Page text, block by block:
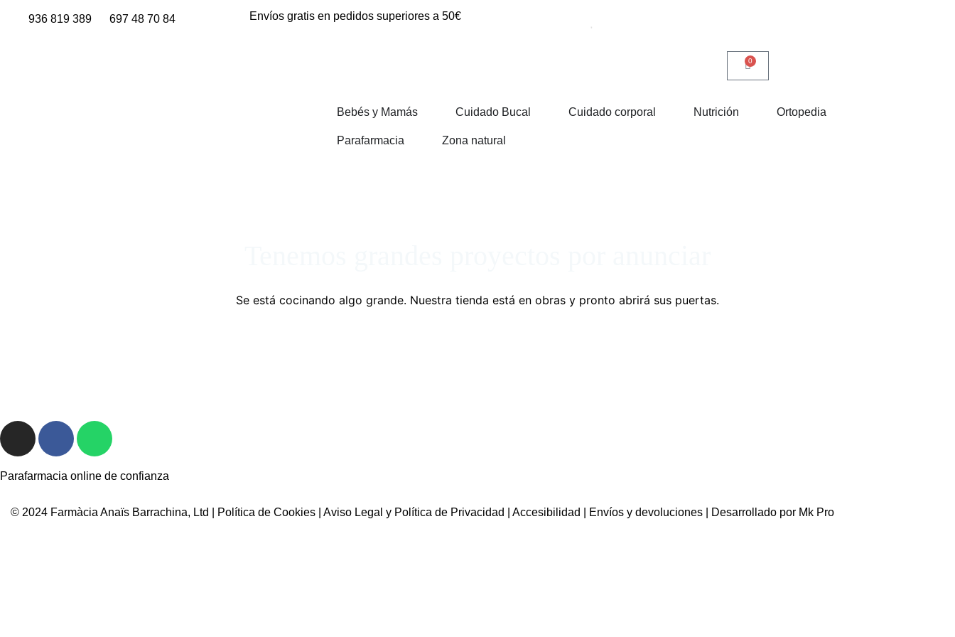
936 819 389 697 48 70 84 Envíos gratis en pedidos superiores a 50€
0
Bebés y Mamás Cuidado Bucal Cuidado corporal Nutrición Ortopedia
Parafarmacia Zona natural
Se está cocinando algo grande. Nuestra tienda está en obras y pronto abrirá sus puertas.
Parafarmacia online de confianza
© 2024 Farmàcia Anaïs Barrachina, Ltd | Política de Cookies Aviso Legal y Política de Privacidad Accesibilidad Envíos y devoluciones | Desarrollado por Mk Pro